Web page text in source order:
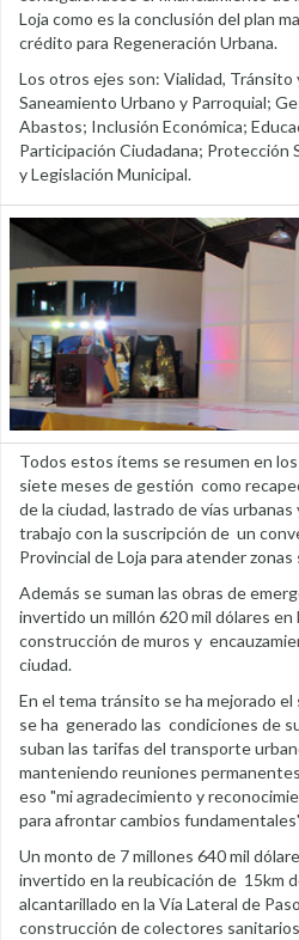
Loja como es la conclusión del plan
crédito para Regeneración Urbana.
Los otros ejes son: Vialidad,
Saneamiento Urbano y Parroquial;
Abastos; Inclusión Económica;
Participación Ciudadana; Protección
y Legislación Municipal.
Todos estos ítems se resumen en
siete meses de gestión como
de la ciudad, lastrado de vías
trabajo con la suscripción de un
Provincial de Loja para atender zonas
Además se suman las obras de
invertido un millón 620 mil dólares en
construcción de muros y
ciudad.
En el tema tránsito se ha mejorado
se ha generado las condiciones de
suban las tarifas del transporte
manteniendo reuniones
eso "mi agradecimiento y
para afrontar cambios
Un monto de 7 millones 640 mil
invertido en la reubicación de 15km
alcantarillado en la Vía Lateral de
construcción de colectores